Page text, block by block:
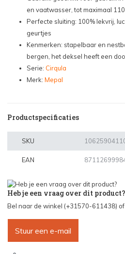
en vaatwasser, tot maximaal
Perfecte sluiting: 100% lekvrij,
geurtjes
Kenmerken: stapelbaar en
bergen, het deksel heeft een
Serie: Cirqula
Merk: Mepal
Productspecificaties
SKU
EAN
Heb je een vraag over dit product?
Bel naar de winkel (+31570-611438)
Stuur een e-mail